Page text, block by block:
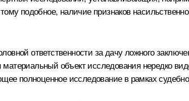
подобное, наличие признаков
ответственности за дачу ложного
объект исследования нередко
полноценное исследование в рамках